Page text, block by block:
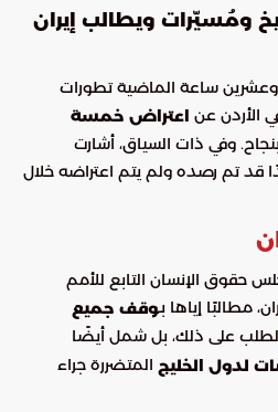
ومُسيّرات ويطالب إيران
ساعة الماضية تطورات
الأردن عن اعتراض خمسة
وفي ذات السياق، أشارت
قد تم رصده ولم يتم اعتراضه خلال
حقوق الإنسان التابع للأمم
مطالبًا إياها بـوقف جميع
على ذلك، بل شمل أيضًا
لدول الخليج المتضررة جراء